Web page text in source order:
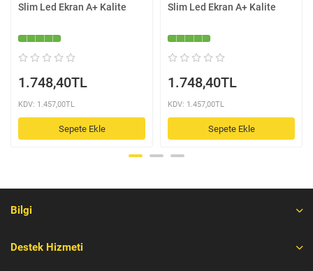
Slim Led Ekran A+ Kalite
1.748,40TL
KDV: 1.457,00TL
Sepete Ekle
Slim Led Ekran A+ Kalite
1.748,40TL
KDV: 1.457,00TL
Sepete Ekle
Bilgi
Destek Hizmeti